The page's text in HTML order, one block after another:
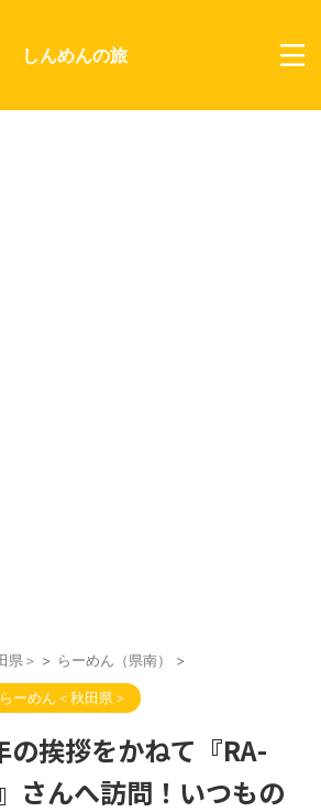
しんめんの旅
県＞ > らーめん（県南） >
らーめん＜秋田県＞
挨拶をかねて『RA-
さんへ訪問！いつもの